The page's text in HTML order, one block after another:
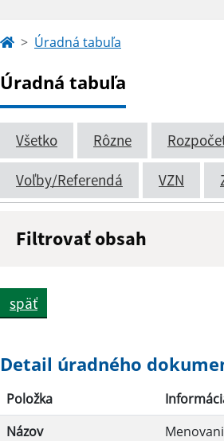
Úradná tabuľa
Úradná tabuľa
Všetko Rôzne
Voľby/Referendá VZN
Filtrovať obsah
Filtrovať
späť
Detail úradného
Položka
Názov